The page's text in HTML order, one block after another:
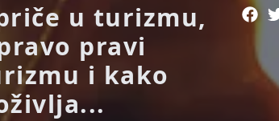
u turizmu,
pravi
i kako